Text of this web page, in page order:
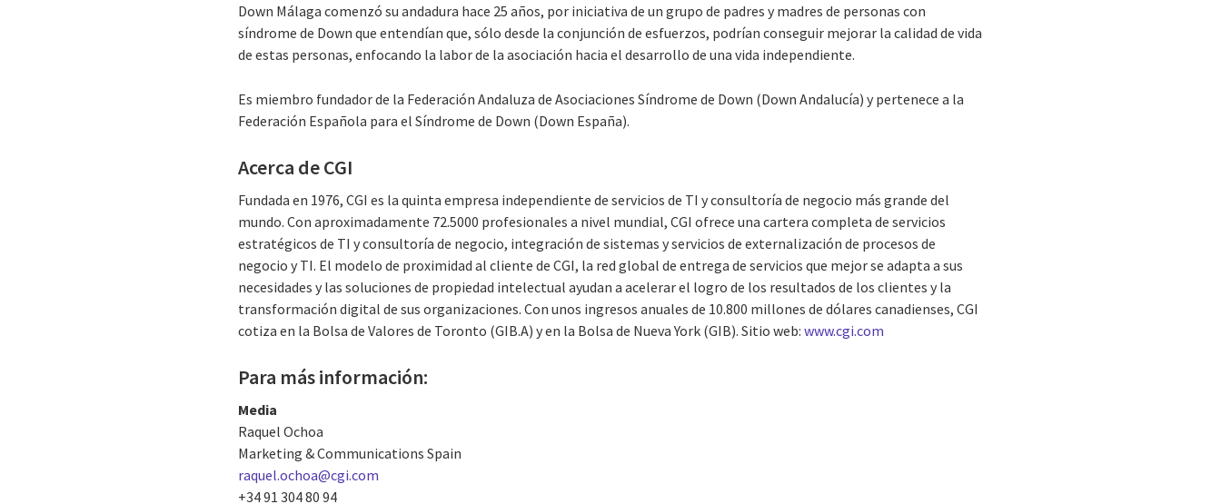
Down Málaga comenzó su andadura hace 25 años, por iniciativa de un grupo de padres y madres de personas con
síndrome de Down que entendían que, sólo desde la conjunción de esfuerzos, podrían conseguir mejorar la calidad de vida
de estas personas, enfocando la labor de la asociación hacia el desarrollo de una vida independiente.
Es miembro fundador de la Federación Andaluza de Asociaciones Síndrome de Down (Down Andalucía) y pertenece a la
Federación Española para el Síndrome de Down (Down España).
Acerca de CGI
Fundada en 1976, CGI es la quinta empresa independiente de servicios de TI y consultoría de negocio más grande del
mundo. Con aproximadamente 72.5000 profesionales a nivel mundial, CGI ofrece una cartera completa de servicios
estratégicos de TI y consultoría de negocio, integración de sistemas y servicios de externalización de procesos de
negocio y TI. El modelo de proximidad al cliente de CGI, la red global de entrega de servicios que mejor se adapta a sus
necesidades y las soluciones de propiedad intelectual ayudan a acelerar el logro de los resultados de los clientes y la
transformación digital de sus organizaciones. Con unos ingresos anuales de 10.800 millones de dólares canadienses, CGI
cotiza en la Bolsa de Valores de Toronto (GIB.A) y en la Bolsa de Nueva York (GIB). Sitio web:www.cgi.com
Para más información:
Media
Raquel Ochoa
Marketing & Communications Spain
raquel.ochoa@cgi.com
+34 91 304 80 94